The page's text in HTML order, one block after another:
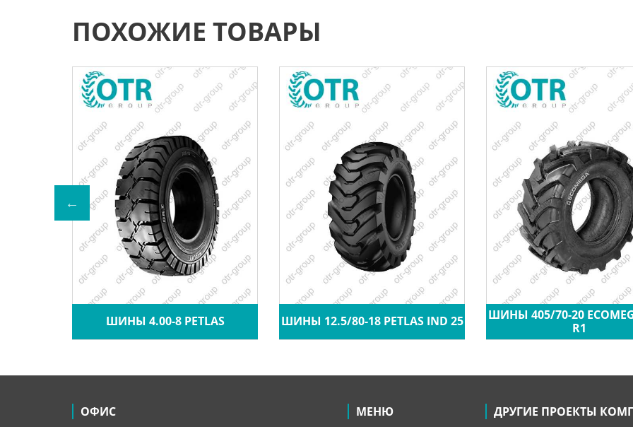
ПОХОЖИЕ ТОВАРЫ
ШИНЫ 4.00-8 PETLAS ШИНЫ 12.5/80-18 PETLAS IND 25
ШИНЫ 405/70-20
R1
ОФИС МЕНЮ ДРУГИЕ ПРОЕКТЫ